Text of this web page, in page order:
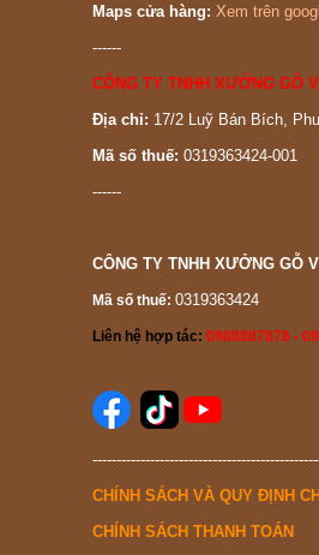
Maps cửa hàng: Xem trên
------
CÔNG TY TNHH XƯỞNG GỖ
Địa chỉ: 17/2 Luỹ Bán Bích,
Mã số thuế: 0319363424-001
------
CÔNG TY TNHH XƯỞNG GỖ
Mã số thuế: 0319363424
Liên hệ hợp tác: 0988887878 -
CHÍNH SÁCH VÀ QUY ĐỊNH
CHÍNH SÁCH THANH TOÁN